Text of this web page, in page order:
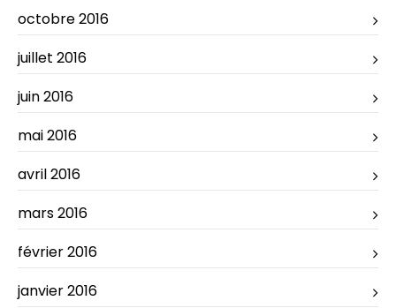
octobre 2016
juillet 2016
juin 2016
mai 2016
avril 2016
mars 2016
février 2016
janvier 2016